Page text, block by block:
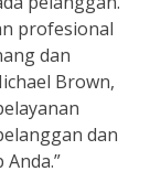
profesional
dan
Brown,
dan